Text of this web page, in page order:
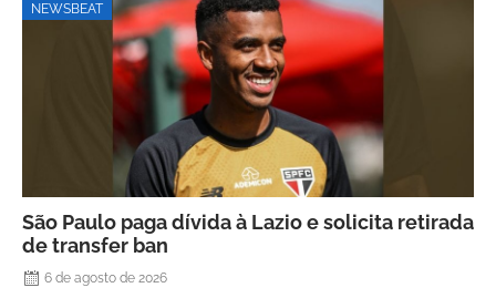
NEWSBEAT
São Paulo paga dívida à Lazio e solicita retirada
de transfer ban
6 de agosto de 2026